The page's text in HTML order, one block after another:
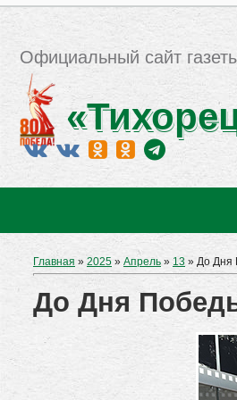
Официальный сайт
Главная »2025 » Апрель » 13 » До Дня
До Дня